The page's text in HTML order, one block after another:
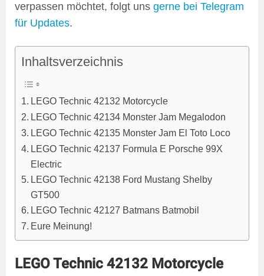
verpassen möchtet, folgt uns gerne bei Telegram
für Updates.
Inhaltsverzeichnis
LEGO Technic 42132 Motorcycle
LEGO Technic 42134 Monster Jam Megalodon
LEGO Technic 42135 Monster Jam El Toto Loco
LEGO Technic 42137 Formula E Porsche 99X
Electric
LEGO Technic 42138 Ford Mustang Shelby
GT500
LEGO Technic 42127 Batmans Batmobil
Eure Meinung!
LEGO Technic 42132 Motorcycle